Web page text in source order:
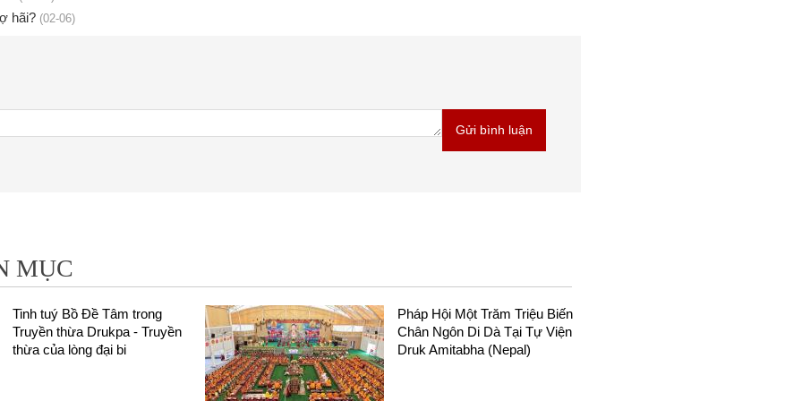
hãi? (02-06)
MỤC
Tinh tuý Bồ Đề Tâm trong
Truyền thừa Drukpa - Truyền
thừa của lòng đại bi
Pháp Hội Một Trăm Triệu Biến
Chân Ngôn Di Dà Tại Tự Viện
Druk Amitabha (Nepal)